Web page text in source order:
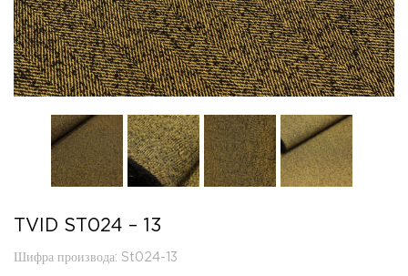
TVID ST024 – 13
Шифра производа: St024-13